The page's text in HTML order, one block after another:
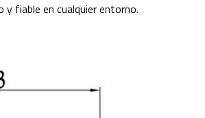
y fiable en cualquier entorno.